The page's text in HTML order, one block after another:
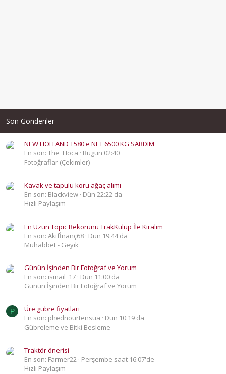
Son Gönderiler
NEW HOLLAND T580 e NET 6500 KG SARDIM
En son: The_Hoca
Bugün 02:40
Fotoğraflar (Çekimler)
Kavak ve tapulu koru ağaç alımı
En son: Blackview Dün 22:22 da
Hızlı Paylaşım
En Uzun Topic Rekorunu TrakKulüp İle Kıralım
En son: Akifİnanç68 Dün 19:44 da
Muhabbet - Geyik
Günün İşinden Bir Fotoğraf ve Yorum
En son: ismail_17 Dün 11:00 da
Günün İşinden Bir Fotoğraf ve Yorum
P
Üre gübre fiyatları
En son: phednourtensua
Dün 10:19 da
Gübreleme ve Bitki Besleme
Traktör önerisi
En son: Farmer22 Perşembe saat 16:07'de
Hızlı Paylaşım